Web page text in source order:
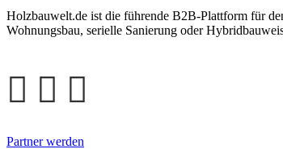
Holzbauwelt.de ist die führende B2B-Plattform für
Wohnungsbau, serielle Sanierung oder
Partner werden